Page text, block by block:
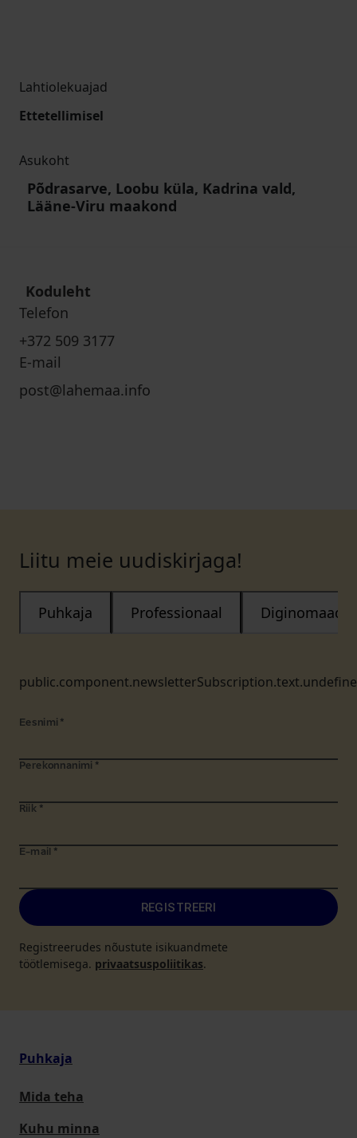
Lahtiolekuajad
Ettetellimisel
Asukoht
Põdrasarve, Loobu küla, Kadrina vald,
Lääne-Viru maakond
Koduleht
Telefon
+372 509 3177
E-mail
post@lahemaa.info
Liitu meie uudiskirjaga!
Puhkaja Professionaal Diginomaad
Eesnimi *
Perekonnanimi *
Riik *
E-mail *
REGISTREERI
Registreerudes nõustute isikuandmete
töötlemisega. privaatsuspoliitikas.
Puhkaja
Mida teha
Kuhu minna